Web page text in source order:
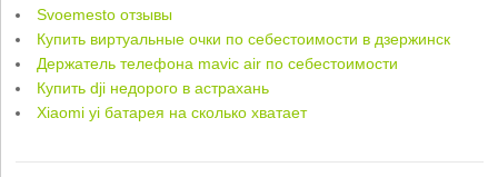
Svoemesto отзывы
Купить виртуальные очки по себестоимости в дзержинск
Держатель телефона mavic air по себестоимости
Купить dji недорого в астрахань
Xiaomi yi батарея на сколько хватает